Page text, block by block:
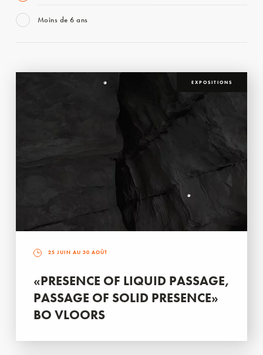
Moins de 6 ans
EXPOSITIONS
25 JUIN AU 30 AOÛT
«PRESENCE OF LIQUID PASSAGE,
PASSAGE OF SOLID PRESENCE»
BO VLOORS